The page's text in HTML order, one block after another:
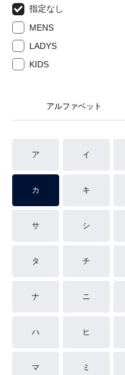
指定なし
MENS
LADYS
KIDS
アルファベット
ア イ
カ キ
サ シ
タ チ
ナ ニ
ハ ヒ
マ ミ